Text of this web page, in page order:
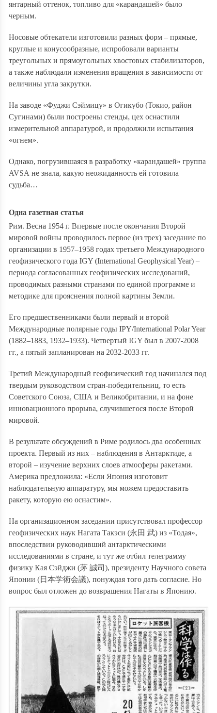
янтарный оттенок, топливо для «карандашей» было
черным.
Носовые обтекатели изготовили разных форм – прямые,
круглые и конусообразные, испробовали варианты
треугольных и прямоугольных хвостовых стабилизаторов,
а также наблюдали изменения вращения в зависимости от
величины угла закрутки.
На заводе «Фуджи Сэймицу» в Огикубо (Токио, район
Сугинами) были построены стенды, цех оснастили
измерительной аппаратурой, и продолжили испытания
«огнем».
Однако, погрузившаяся в разработку «карандашей» группа
AVSAне знала, какую неожиданность ей готовила
судьба…
Одна газетная статья
Рим. Весна 1954 г. Впервые после окончания Второй
мировой войны проводилось первое (из трех) заседание по
организации в 1957–1958 годах третьего Международного
геофизического года IGY (International Geophysical Year) –
периода согласованных геофизических исследований,
проводимых разными странами по единой программе и
методике для прояснения полной картины Земли.
Его предшественниками были первый и второй
Международные полярные годы IPY/International Polar Year
(1882–1883, 1932–1933). Четвертый IGY был в 2007-2008
гг., а пятый запланирован на 2032-2033 гг.
Третий Международный геофизический год начинался под
твердым руководством стран-победительниц, то есть
Советского Союза, США и Великобритании, и на фоне
инновационного прорыва, случившегося после Второй
мировой.
В результате обсуждений в Риме родилось два особенных
проекта. Первый из них – наблюдения в Антарктиде, а
второй – изучение верхних слоев атмосферы ракетами.
Америка предложила: «Если Япония изготовит
наблюдательную аппаратуру, мы можем предоставить
ракету, которую ею оснастим».
На организационном заседании присутствовал профессор
геофизических наук Нагата Такэси (永田 武) из «Тодая»,
впоследствии руководивший антарктическими
исследованиями в стране, и тут же отбил телеграмму
физику Кая Сэйджи (茅 誠司 ), президенту Научного совета
Японии (日本学術会議), понуждая того дать согласие. Но
вопрос был отложен до возвращения Нагаты в Японию.